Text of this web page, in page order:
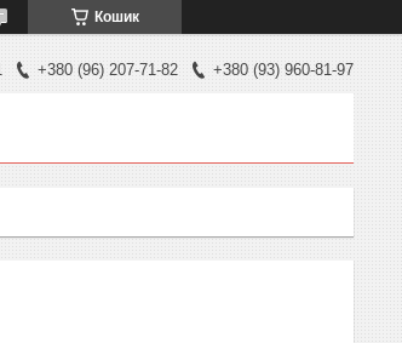
Кошик
+380 (96) 207-71-82 +380 (93) 960-81-97